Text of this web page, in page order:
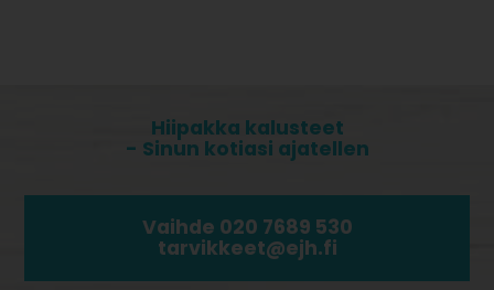
Hiipakka kalusteet
- Sinun kotiasi ajatellen
Vaihde 020 7689 530
tarvikkeet@ejh.fi